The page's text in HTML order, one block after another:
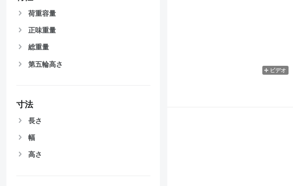
荷重容量
正味重量
総重量
第五輪高さ
寸法
長さ
幅
高さ
ビデオ